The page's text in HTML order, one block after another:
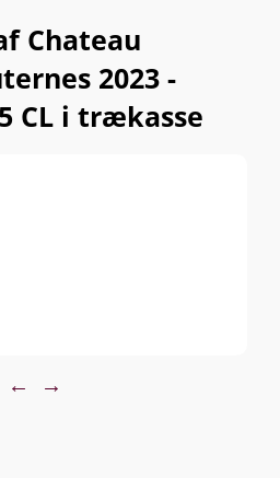
er det ikke helt ude af
kvaliteten med Y'quem.
skal tilskrives AXA Millésimes og
siden 1992 har genindført
”Les Lions” indgår kun de
Chateau
2023 -
CL i trækasse
← →